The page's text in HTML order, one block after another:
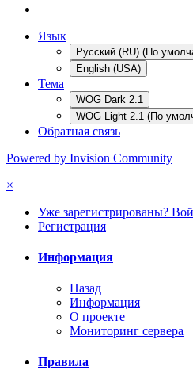
Язык
Русский (RU) (По
English (USA)
Тема
WOG Dark 2.1
WOG Light 2.1 (По
Обратная связь
Powered by Invision Community
×
Уже зарегистрированы?
Регистрация
Информация
Назад
Информация
О проекте
Мониторинг сервера
Правила